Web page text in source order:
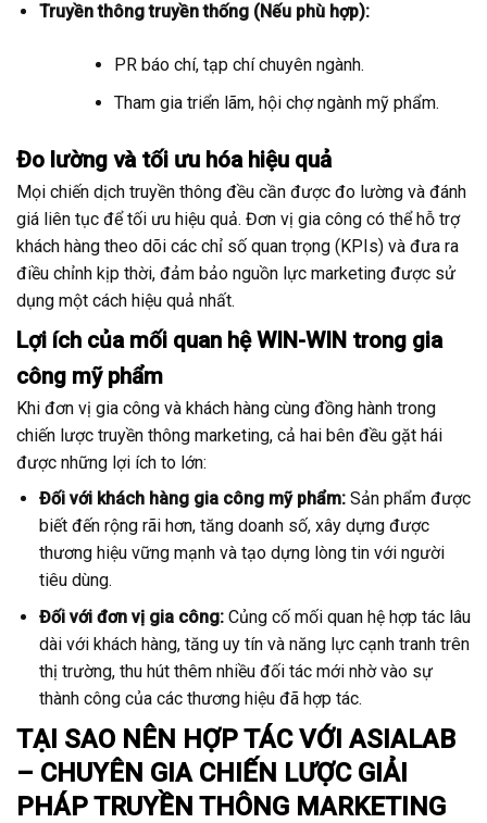
Truyền thông truyền thống (Nếu phù hợp):
PR báo chí, tạp chí chuyên ngành.
Tham gia triển lãm, hội chợ ngành mỹ phẩm.
Đo lường và tối ưu hóa hiệu quả
Mọi chiến dịch truyền thông đều cần được đo lường và đánh
giá liên tục để tối ưu hiệu quả. Đơn vị gia công có thể hỗ trợ
khách hàng theo dõi các chỉ số quan trọng (KPIs) và đưa ra
điều chỉnh kịp thời, đảm bảo nguồn lực marketing được sử
dụng một cách hiệu quả nhất.
Lợi ích của mối quan hệ WIN-WIN trong gia
công mỹ phẩm
Khi đơn vị gia công và khách hàng cùng đồng hành trong
chiến lược truyền thông marketing, cả hai bên đều gặt hái
được những lợi ích to lớn:
Đối với khách hàng gia công mỹ phẩm:Sản phẩm được
biết đến rộng rãi hơn, tăng doanh số, xây dựng được
thương hiệu vững mạnh và tạo dựng lòng tin với người
tiêu dùng.
Đối với đơn vị gia công:Củng cố mối quan hệ hợp tác lâu
dài với khách hàng, tăng uy tín và năng lực cạnh tranh trên
thị trường, thu hút thêm nhiều đối tác mới nhờ vào sự
thành công của các thương hiệu đã hợp tác.
TẠI SAO NÊN HỢP TÁC VỚI ASIALAB
– CHUYÊN GIA CHIẾN LƯỢC GIẢI
PHÁP TRUYỀN THÔNG MARKETING